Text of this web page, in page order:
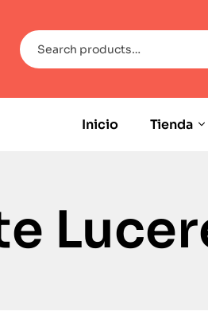
Inicio Tienda